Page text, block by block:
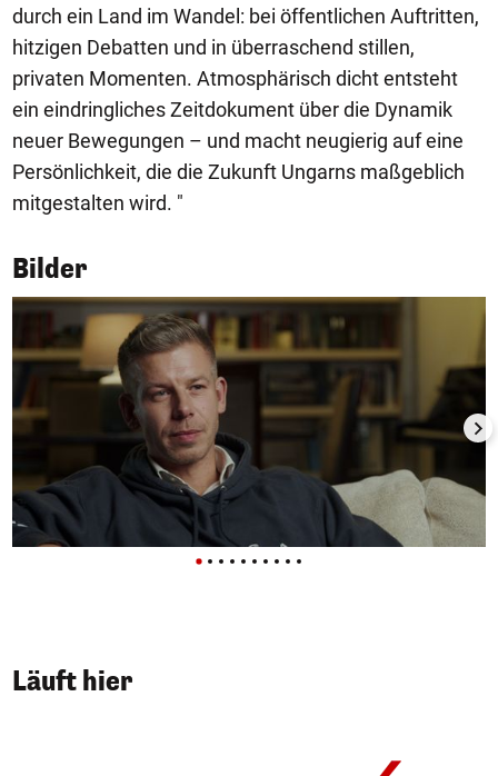
durch ein Land im Wandel: bei öffentlichen Auftritten,
hitzigen Debatten und in überraschend stillen,
privaten Momenten. Atmosphärisch dicht entsteht
ein eindringliches Zeitdokument über die Dynamik
neuer Bewegungen – und macht neugierig auf eine
Persönlichkeit, die die Zukunft Ungarns maßgeblich
mitgestalten wird. "
Bilder
Läuft hier